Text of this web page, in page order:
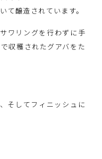
醸造されています。
ワリングを行わずに手
収穫されたグアバをた
そしてフィニッシュに